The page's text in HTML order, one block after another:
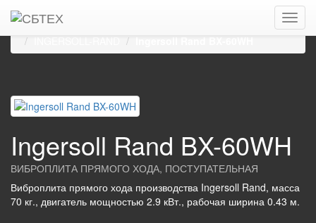
Главная
Виброплиты прямого хода, поступательные
Ingersoll Rand BX-60WH
ВИБРОПЛИТА ПРЯМОГО ХОДА, ПОСТУПАТЕЛЬНАЯ
Виброплита прямого хода производства Ingersoll Rand, масса
70 кг., двигатель мощностью 2.9 кВт., рабочая ширина 0.43 м.